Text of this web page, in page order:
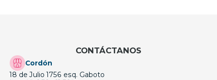
CONTÁCTANOS
Cordón
18 de Julio 1756 esq. Gaboto